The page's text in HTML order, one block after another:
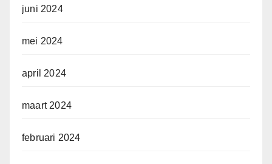
juni 2024
mei 2024
april 2024
maart 2024
februari 2024